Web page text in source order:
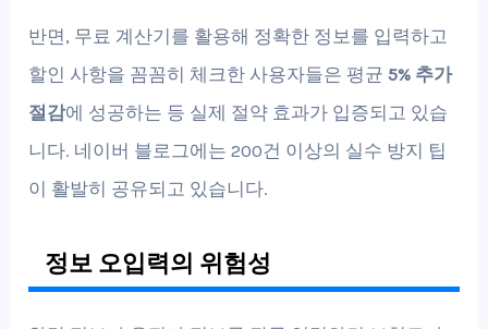
반면, 무료 계산기를 활용해 정확한 정보를 입력하고
할인 사항을 꼼꼼히 체크한 사용자들은 평균5% 추가
절감에 성공하는 등 실제 절약 효과가 입증되고 있습
니다. 네이버 블로그에는 200건 이상의 실수 방지 팁
이 활발히 공유되고 있습니다.
정보 오입력의 위험성